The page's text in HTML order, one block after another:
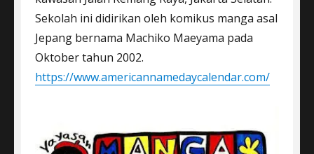
Sekolah ini didirikan oleh komikus manga asal
Jepang bernama Machiko Maeyama pada
Oktober tahun 2002.
https://www.americannamedaycalendar.com/